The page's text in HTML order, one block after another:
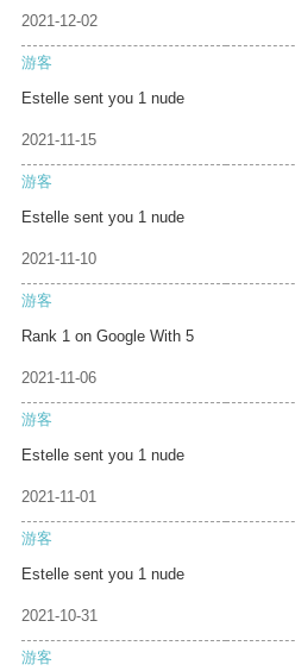
2021-12-02
游客
Estelle sent you 1 nude
2021-11-15
游客
Estelle sent you 1 nude
2021-11-10
游客
Rank 1 on Google With 5
2021-11-06
游客
Estelle sent you 1 nude
2021-11-01
游客
Estelle sent you 1 nude
2021-10-31
游客